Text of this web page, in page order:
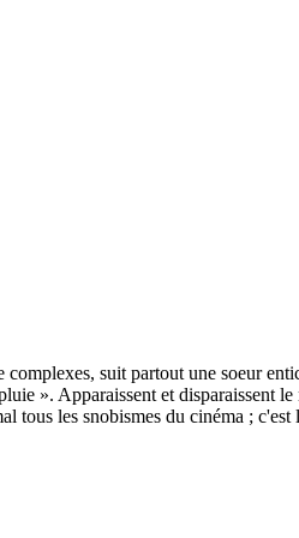
suit partout une soeur
». Apparaissent et disparaissent
les snobismes du cinéma ;